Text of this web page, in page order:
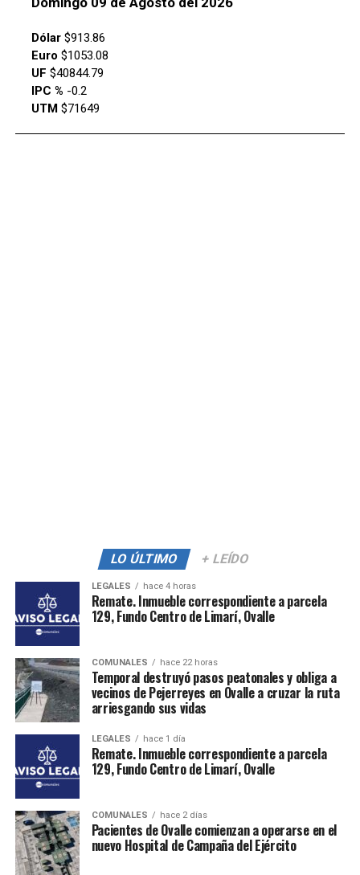
Dólar$913.86
Euro $1053.08
UF $40844.79
IPC % -0.2
UTM$71649
LO ÚLTIMO + LEÍDO
LEGALES hace 4 horas
Remate. Inmueble correspondiente a parcela
129, Fundo Centro de Limarí, Ovalle
COMUNALES hace 22 horas
Temporal destruyó pasos peatonales y obliga a
vecinos de Pejerreyes en Ovalle a cruzar la ruta
arriesgando sus vidas
LEGALES hace 1 día
Remate. Inmueble correspondiente a parcela
129, Fundo Centro de Limarí, Ovalle
COMUNALES hace 2 días
Pacientes de Ovalle comienzan a operarse en el
nuevo Hospital de Campaña del Ejército